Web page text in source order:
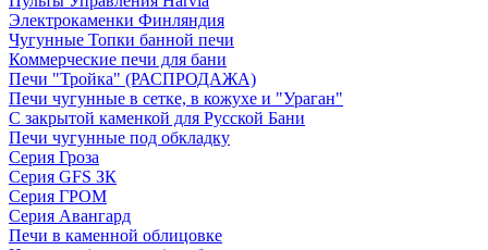
Электрокаменки Финляндия
Чугунные Топки банной печи
Коммерческие печи для бани
Печи "Тройка" (РАСПРОДАЖА)
Печи чугунные в сетке, в кожухе и "Ураган"
С закрытой каменкой для Русской Бани
Печи чугунные под обкладку
Серия Гроза
Серия GFS ЗК
Серия ГРОМ
Серия Авангард
Печи в каменной облицовке